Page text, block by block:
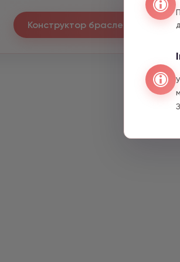
Конструктор браслетів